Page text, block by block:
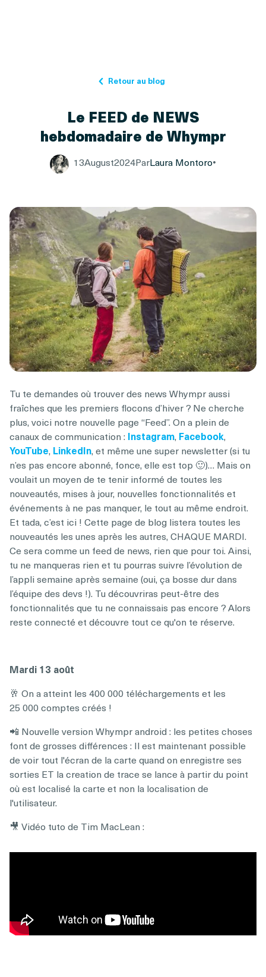
Retour au blog
Le FEED de NEWS
hebdomadaire de Whympr
ParLaura Montoro•
13August2024
Tu te demandes où trouver des news Whympr aussi
fraîches que les premiers flocons d’hiver ? Ne cherche
plus, voici notre nouvelle page “Feed”. On a plein de
canaux de communication : Instagram, Facebook,
YouTube, LinkedIn, et même une super newsletter (si tu
n’es pas encore abonné, fonce, elle est top 🙂)… Mais on
voulait un moyen de te tenir informé de toutes les
nouveautés, mises à jour, nouvelles fonctionnalités et
événements à ne pas manquer, le tout au même endroit.
Et tada, c’est ici ! Cette page de blog listera toutes les
nouveautés les unes après les autres, CHAQUE MARDI.
Ce sera comme un feed de news, rien que pour toi. Ainsi,
tu ne manqueras rien et tu pourras suivre l’évolution de
l’appli semaine après semaine (oui, ça bosse dur dans
l’équipe des devs !). Tu découvriras peut-être des
fonctionnalités que tu ne connaissais pas encore ? Alors
reste connecté et découvre tout ce qu'on te réserve.
Mardi 13 août
🥂 On a atteint les 400 000 téléchargements et les
25 000 comptes créés !
📲 Nouvelle version Whympr android : les petites choses
font de grosses différences : Il est maintenant possible
de voir tout l'écran de la carte quand on enregistre ses
sorties ET la creation de trace se lance à partir du point
où est localisé la carte et non la localisation de
l'utilisateur.
🎥 Vidéo tuto de Tim MacLean :